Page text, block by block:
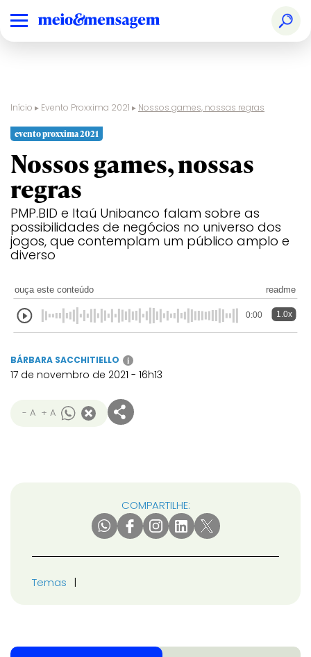
Início ▸ Evento Proxxima 2021 ▸ Nossos games, nossas regras
evento proxxima 2021
Nossos games, nossas
regras
PMP.BID e Itaú Unibanco falam sobre as
possibilidades de negócios no universo dos
jogos, que contemplam um público amplo e
diverso
ouça este conteúdo readme
0:00 1.0x
BÁRBARA SACCHITIELLO i
17 de novembro de 2021 - 16h13
- A + A
COMPARTILHE:
Temas